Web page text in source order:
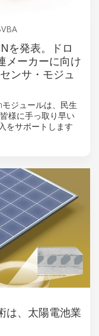
を発表。ドロ
メーカーに向け
ンサ・モジュ
ジュールは、民生
様に手っ取り早い
をサポートします
は、太陽電池業